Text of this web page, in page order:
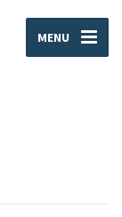
MENU